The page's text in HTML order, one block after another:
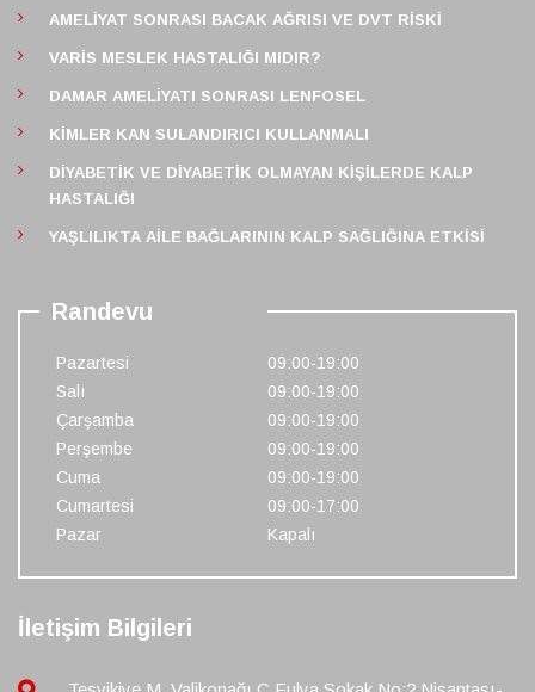
AMELIYAT SONRASI BACAK AĞRISI VE DVT RISKI
VARIS MESLEK HASTALIĞI MIDIR?
DAMAR AMELIYATI SONRASI LENFOSEL
KIMLER KAN SULANDIRICI KULLANMALI
DIYABETIK VE DIYABETIK OLMAYAN KIŞILERDE KALP
HASTALIĞI
YAŞLILIKTA AILE BAĞLARININ KALP SAĞLIĞINA ETKISI
Randevu
Pazartesi
09:00-19:00
Salı
09:00-19:00
Çarşamba
09:00-19:00
Perşembe
09:00-19:00
Cuma
09:00-19:00
Cumartesi
09:00-17:00
Pazar
Kapalı
İletişim Bilgileri